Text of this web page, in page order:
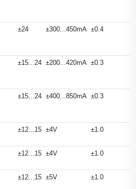
±24 ±300...450mA ±0.4
±15...24 ±200...420mA ±0.3
±15...24 ±400...850mA ±0.3
±12...15 ±4V ±1.0
±12...15 ±4V ±1.0
±12...15 ±5V ±1.0